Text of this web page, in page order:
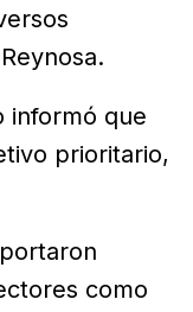
informó que
prioritario,
como